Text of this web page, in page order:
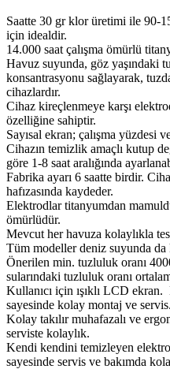
Saatte 30 gr klor üretimi ile 90-
için idealdir.
14.000 saat çalışma ömürlü
Havuz suyunda, göz yaşındaki
konsantrasyonu sağlayarak,
cihazlardır.
Cihaz kireçlenmeye karşı
özelliğine sahiptir.
Sayısal ekran; çalışma yüzdesi
Cihazın temizlik amaçlı kutup
göre 1-8 saat aralığında
Fabrika ayarı 6 saatte birdir.
hafızasında kaydeder.
Elektrodlar titanyumdan
ömürlüdür.
Mevcut her havuza kolaylıkla
Tüm modeller deniz suyunda da
Önerilen min. tuzluluk oranı
sularındaki tuzluluk oranı
Kullanıcı için ışıklı LCD ekran.
sayesinde kolay montaj ve servis.
Kolay takılır muhafazalı ve
serviste kolaylık.
Kendi kendini temizleyen
sayesinde servis ve bakımda